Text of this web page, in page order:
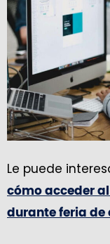
Le puede
cómo acceder
durante feria de